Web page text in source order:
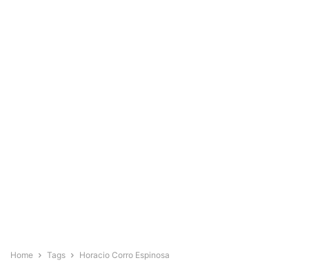
Home Tags Horacio Corro Espinosa